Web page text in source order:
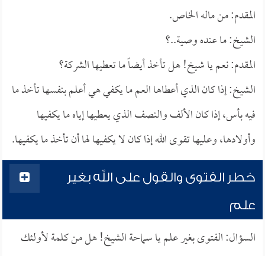
المقدم: من ماله الخاص.
الشيخ: ما عنده وصية..؟
المقدم: نعم يا شيخ! هل تأخذ أيضاً ما تعطيها الشركة؟
الشيخ: إذا كان الذي أعطاها العم ما يكفي هي أعلم بنفسها تأخذ ما
فيه بأس، إذا كان الألف والنصف الذي يعطيها إياه ما يكفيها
وأولادها، وعليها تقوى الله إذا كان لا يكفيها لها أن تأخذ ما يكفيها.
خطر الفتوى والقول على الله بغير
علم
السؤال: الفتوى بغير علم يا سماحة الشيخ! هل من كلمة لأولئك